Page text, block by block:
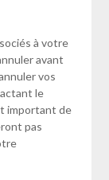
à votre
avant
vos
le
important de
pas